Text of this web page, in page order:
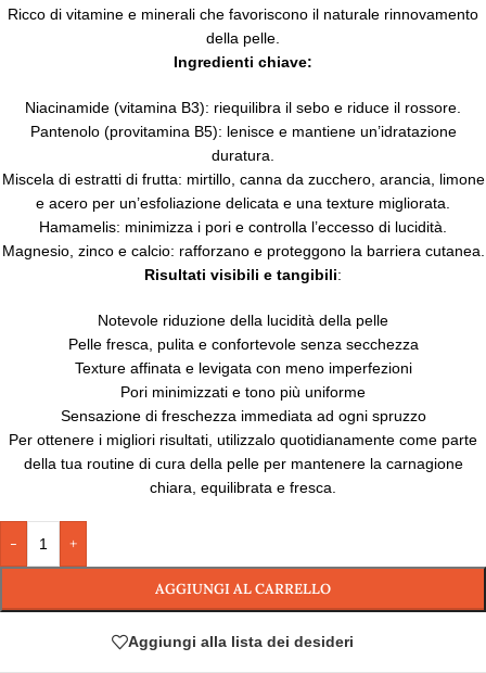
Ricco di vitamine e minerali che favoriscono il naturale rinnovamento
della pelle.
Ingredienti chiave:
Niacinamide (vitamina B3): riequilibra il sebo e riduce il rossore.
Pantenolo (provitamina B5): lenisce e mantiene un’idratazione
duratura.
Miscela di estratti di frutta: mirtillo, canna da zucchero, arancia, limone
e acero per un’esfoliazione delicata e una texture migliorata.
Hamamelis: minimizza i pori e controlla l’eccesso di lucidità.
Magnesio, zinco e calcio: rafforzano e proteggono la barriera cutanea.
Risultati visibili e tangibili:
Notevole riduzione della lucidità della pelle
Pelle fresca, pulita e confortevole senza secchezza
Texture affinata e levigata con meno imperfezioni
Pori minimizzati e tono più uniforme
Sensazione di freschezza immediata ad ogni spruzzo
Per ottenere i migliori risultati, utilizzalo quotidianamente come parte
della tua routine di cura della pelle per mantenere la carnagione
chiara, equilibrata e fresca.
- +
AGGIUNGI AL CARRELLO
Aggiungi alla lista dei desideri